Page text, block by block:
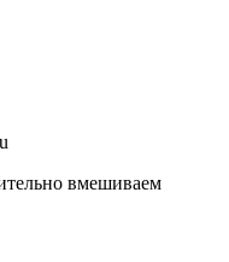
вмешиваем